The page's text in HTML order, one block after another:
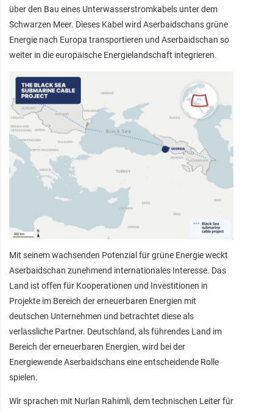
über den Bau eines Unterwasserstromkabels unter dem
Schwarzen Meer. Dieses Kabel wird Aserbaidschans grüne
Energie nach Europa transportieren und Aserbaidschan so
weiter in die europäische Energielandschaft integrieren.
Mit seinem wachsenden Potenzial für grüne Energie weckt
Aserbaidschan zunehmend internationales Interesse. Das
Land ist offen für Kooperationen und Investitionen in
Projekte im Bereich der erneuerbaren Energien mit
deutschen Unternehmen und betrachtet diese als
verlässliche Partner. Deutschland, als führendes Land im
Bereich der erneuerbaren Energien, wird bei der
Energiewende Aserbaidschans eine entscheidende Rolle
spielen.
Wir sprachen mit Nurlan Rahimli, dem technischen Leiter für